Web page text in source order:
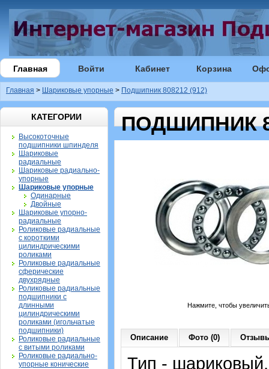
Главная Войти Кабинет Корзина
Главная > Шариковые упорные > Подшипник 808212 (912)
КАТЕГОРИИ
Высокоточные
подшипники шпинделя
Шариковые
радиальные
Шариковые радиально-
упорные
Шариковые упорные
Одинарные
Двойные
Шариковые упорно-
радиальные
Роликовые радиальные
с короткими
цилиндрическими
роликами
Роликовые радиальные
сферические
двухрядные
Роликовые радиальные
подшипники с
длинными
цилиндрическими
роликами (игольчатые
подшипники)
Роликовые радиальные
с витыми роликами
Роликовые радиально-
упорные конические
ПОДШИПНИК
Нажмите, чтобы
Описание Фото (0)
Тип -